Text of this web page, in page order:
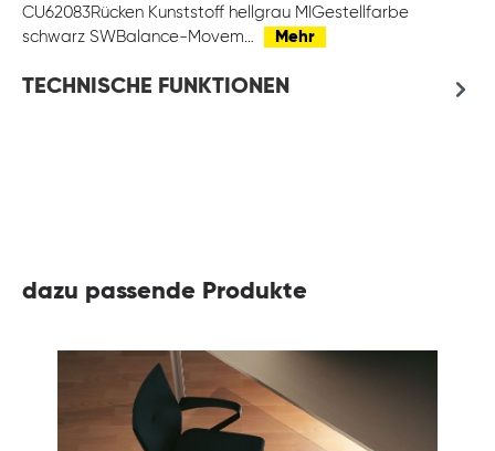
CU62083Rücken Kunststoff hellgrau MIGestellfarbe
schwarz SWBalance-Movem…
Mehr
TECHNISCHE FUNKTIONEN
dazu passende Produkte